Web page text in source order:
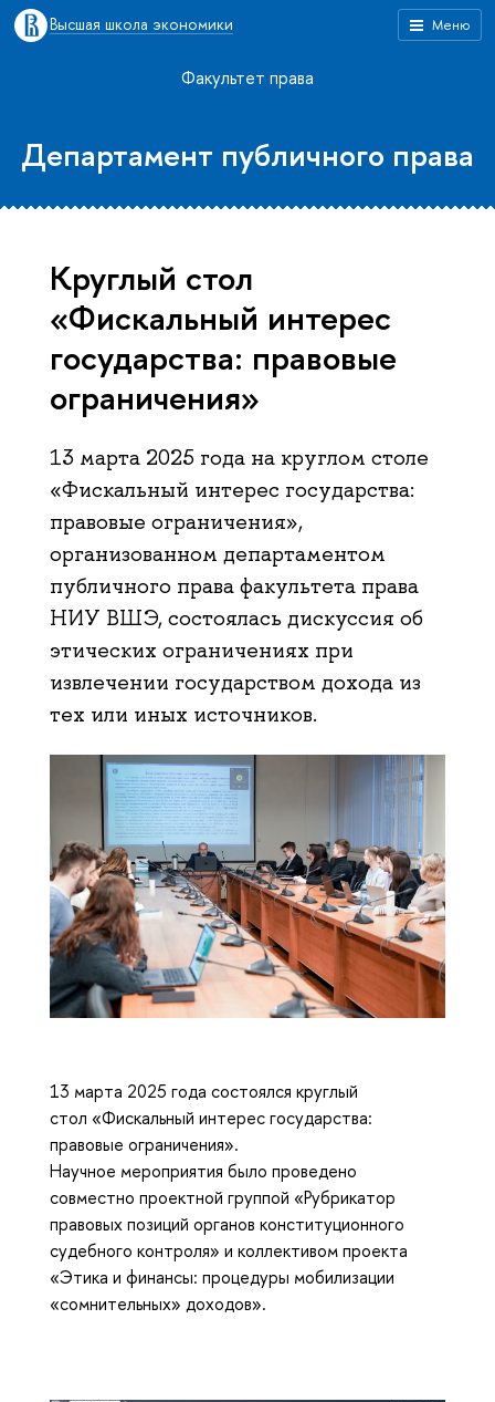
Меню
Высшая школа экономики
Факультет права
Департамент публичного права
Круглый стол
«Фискальный интерес
государства: правовые
ограничения»
13 марта 2025 года на круглом столе
«Фискальный интерес государства:
правовые ограничения»,
организованном департаментом
публичного права факультета права
НИУ ВШЭ, состоялась дискуссия об
этических ограничениях при
извлечении государством дохода из
тех или иных источников.
13 марта 2025 года состоялся круглый
стол «Фискальный интерес государства:
правовые ограничения».
Научное мероприятия было проведено
совместно проектной группой «Рубрикатор
правовых позиций органов конституционного
судебного контроля» и коллективом проекта
«Этика и финансы: процедуры мобилизации
«сомнительных» доходов».